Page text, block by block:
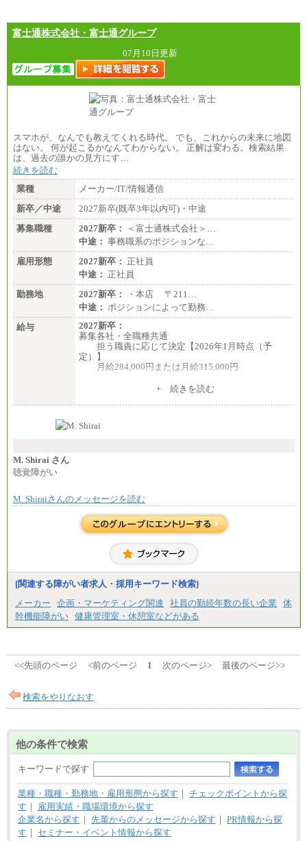
富士通株式会社・富士通グループ
07月10日更新
スマホが、なんでも教えてくれる時代。 でも、これからの未来に地図
はない。 何が起こるかなんてわからない。 正解は変わる。検索結果
は、過去の誰かの見方にす…
続きを読む
業種
メーカー/IT/情報通信
新卒／中途
2027新卒(既卒3年以内可)・中途
募集職種
2027新卒：
＜富士通株式会社＞…
中途： 事務職系のポジションな…
雇用形態
2027新卒： 正社員
中途： 正社員
勤務地
2027新卒：
・本店 〒211…
中途： ポジションによって勤務…
給与
2027新卒：
募集各社・全職種共通
担う職責に応じて決定【2026年1月時点（予
定）】
月給284,000円または月給315,000円
※入社後早期から、自律的な業務遂行が求めら
す。
い職責を担う方については、さらに高い金額を個別
※上記に加え、所定労働時間外に勤務をした場
※試用期間中も給与に変更はございません。
＜募集各社・全職種共通＞
月給21万円以上～
※試用期間中の給与に変更はありません。
ます。
+ 続きを読む
M. Shirai さん
聴覚障がい
M. Shiraiさんのメッセージを読む
[関連する障がい者求人・採用キーワード検索]
メーカー
企画・マーケティング関連 社員の勤続年数の長い企業
体
幹機能障がい 健康管理室・休憩室などがある
<<先頭のページ <前のページ 1 次のページ> 最後のページ>>
検索をやりなおす
他の条件で検索
キーワードで探す
業種・職種・勤務地・雇用形態から探す ｜ チェックポイントから探
す ｜
雇用実績・職場環境から探す
企業名から探す ｜ 先輩からのメッセージから探す ｜ PR情報から探
す ｜ セミナー・イベント情報から探す